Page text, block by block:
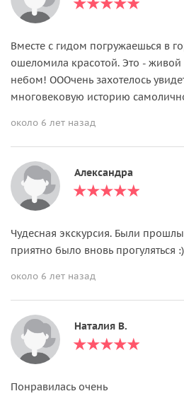
Вместе с гидом погружаешься в
ошеломила красотой. Это -
небом! ОООчень захотелось
многовековую историю
около 6 лет назад
Александра
Чудесная экскурсия. Были
приятно было вновь прогуляться
около 6 лет назад
Наталия В.
Понравилась очень